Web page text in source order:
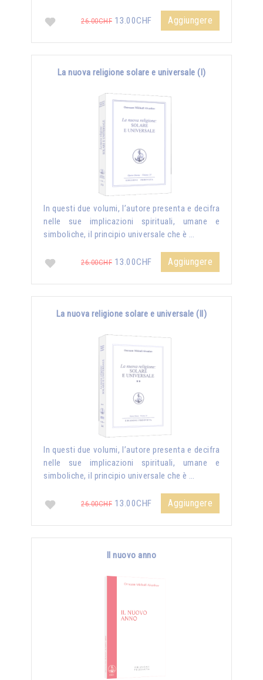
26.00CHF 13.00CHF Aggiungere
La nuova religione solare e universale (I)
In questi due volumi, l’autore presenta e decifra
nelle sue implicazioni spirituali, umane e
simboliche, il principio universale che è …
26.00CHF 13.00CHF Aggiungere
La nuova religione solare e universale (II)
In questi due volumi, l’autore presenta e decifra
nelle sue implicazioni spirituali, umane e
simboliche, il principio universale che è …
26.00CHF 13.00CHF Aggiungere
Il nuovo anno